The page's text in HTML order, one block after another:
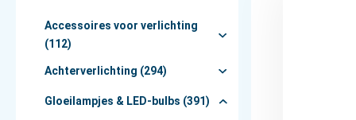
Accessoires voor verlichting
(112)
Achterverlichting (294)
Gloeilampjes & LED-bulbs (391)